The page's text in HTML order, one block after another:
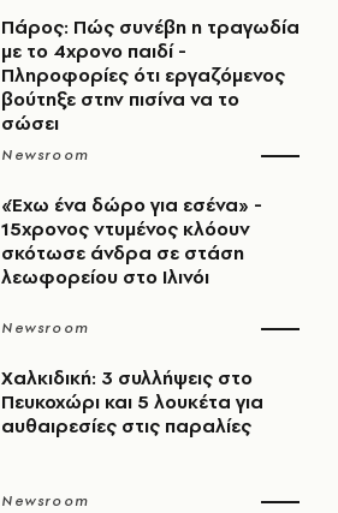
Πάρος: Πώς συνέβη η τραγωδία
με το 4χρονο παιδί -
Πληροφορίες ότι εργαζόμενος
βούτηξε στην πισίνα να το
σώσει
Newsroom
«Έχω ένα δώρο για εσένα» -
15χρονος ντυμένος κλόουν
σκότωσε άνδρα σε στάση
λεωφορείου στο Ιλινόι
Newsroom
Χαλκιδική: 3 συλλήψεις στο
Πευκοχώρι και 5 λουκέτα για
αυθαιρεσίες στις παραλίες
Newsroom